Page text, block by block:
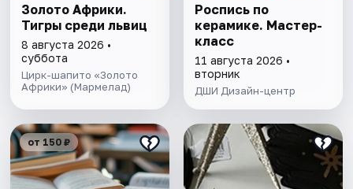
Золото Африки.
Тигры среди львиц
8 августа 2026 •
суббота
Цирк-шапито «Золото
Африки» (Мармелад)
Роспись по
керамике. Мастер-
класс
11 августа 2026 •
вторник
ДШИ Дизайн-центр
от 150 ₽